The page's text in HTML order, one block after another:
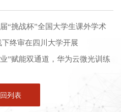
“挑战杯”全国大学生课外学术
终审在四川大学开展
”赋能双通道，华为云微光训练
列表